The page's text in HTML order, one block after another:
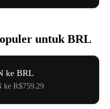
untuk BRL
ke BRL
ke R$759.29